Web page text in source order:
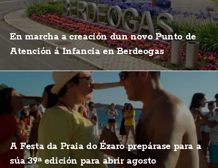
En marcha a creación dun novo Punto de
Atención á Infancia en Berdeogas
A Festa da Praia do Ézaro prepárase para a
súa 39ª edición para abrir agosto